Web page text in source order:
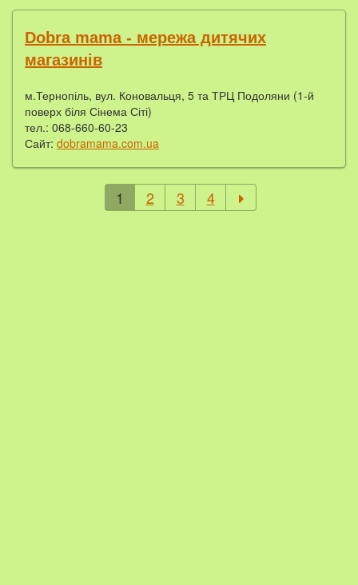
Dobra mama - мережа дитячих
магазинів
м.Тернопіль, вул. Коновальця, 5 та ТРЦ Подоляни (1-й
поверх біля Сінема Сіті)
тел.: 068-660-60-23
Сайт: dobramama.com.ua
1 2 3 4